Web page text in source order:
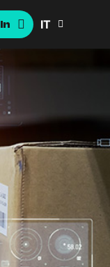
IT